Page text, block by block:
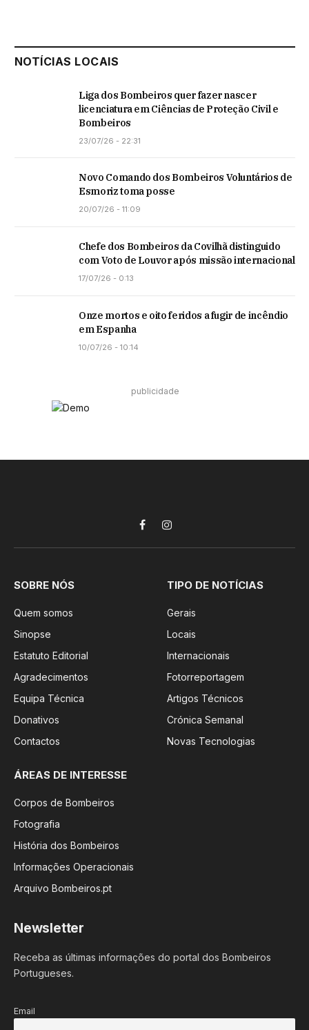
NOTÍCIAS LOCAIS
Liga dos Bombeiros quer fazer nascer
licenciatura em Ciências de Proteção Civil e
Bombeiros
23/07/26 - 22:31
Novo Comando dos Bombeiros Voluntários de
Esmoriz toma posse
20/07/26 - 11:09
Chefe dos Bombeiros da Covilhã distinguido
com Voto de Louvor após missão internacional
17/07/26 - 0:13
Onze mortos e oito feridos a fugir de incêndio
em Espanha
10/07/26 - 10:14
publicidade
FacebookInstagram
SOBRE NÓS
Quem somos
Sinopse
Estatuto Editorial
Agradecimentos
Equipa Técnica
Donativos
Contactos
TIPO DE NOTÍCIAS
Gerais
Locais
Internacionais
Fotorreportagem
Artigos Técnicos
Crónica Semanal
Novas Tecnologias
ÁREAS DE INTERESSE
Corpos de Bombeiros
Fotografia
História dos Bombeiros
Informações Operacionais
Arquivo Bombeiros.pt
Newsletter
Receba as últimas informações do portal dos Bombeiros
Portugueses.
Email